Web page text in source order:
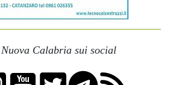
Calabria sui social